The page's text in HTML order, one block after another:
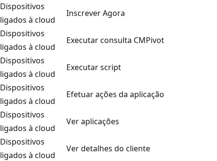
Dispositivos
ligados à cloud
Inscrever Agora
Dispositivos
ligados à cloud
Executar consulta CMPivot
Dispositivos
ligados à cloud
Executar script
Dispositivos
ligados à cloud
Efetuar ações da aplicação
Dispositivos
ligados à cloud
Ver aplicações
Dispositivos
ligados à cloud
Ver detalhes do cliente